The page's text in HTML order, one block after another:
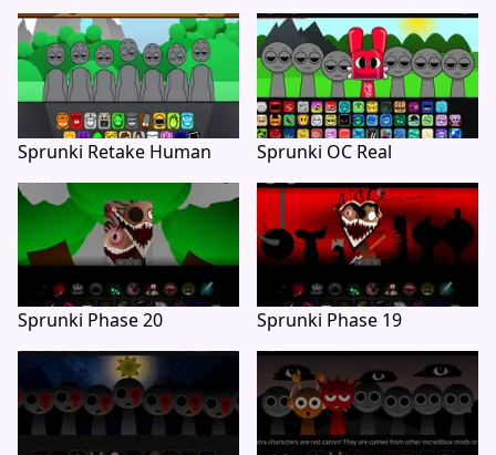
Sprunki Retake Human Sprunki OC Real
Sprunki Phase 20 Sprunki Phase 19